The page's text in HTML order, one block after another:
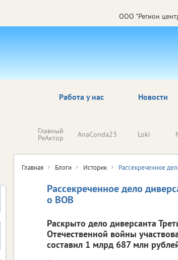
ООО "Регион
Работа у нас Новости
Главный
РеАктор AnaConda23 Loki
Главная Блоги Историк Рассекреченное
Рассекреченное дело
о ВОВ
Раскрыто дело диверсанта
Отечественной войны
составил 1 млрд 687 млн